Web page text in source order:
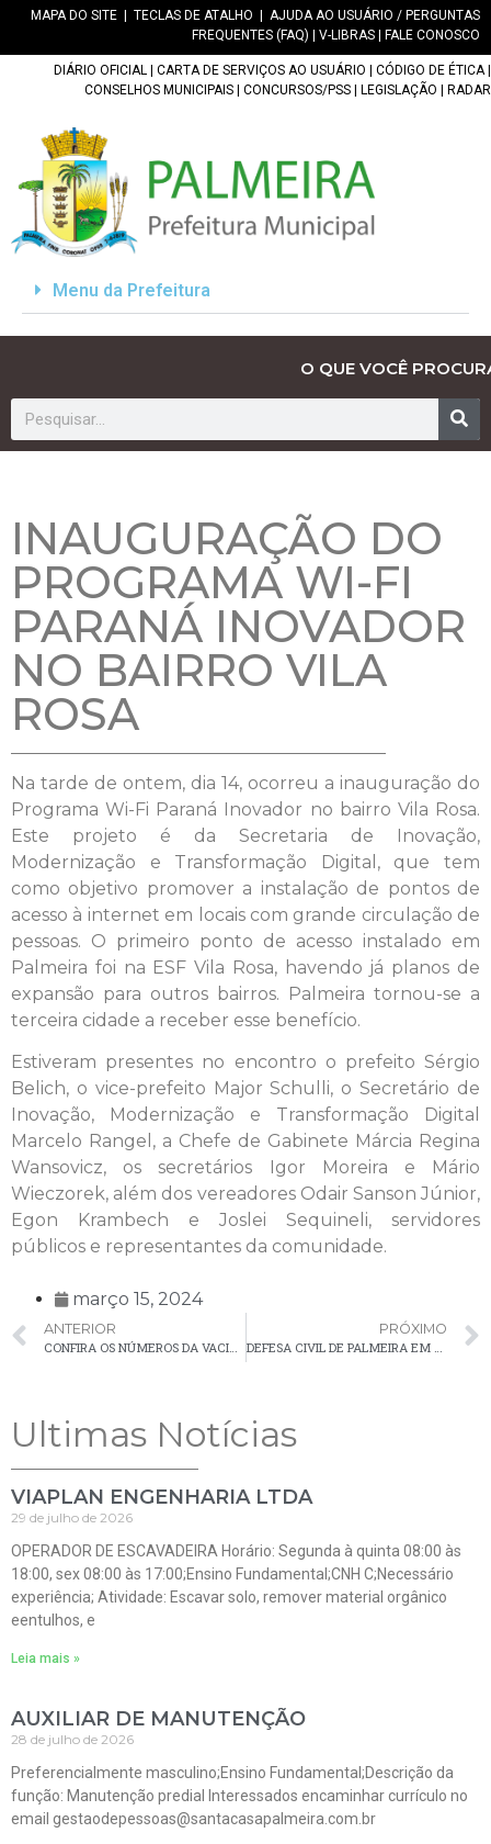
MAPA DO SITE TECLAS DE ATALHO
AJUDA AO USUÁRIO / PERGUNTAS
FREQUENTES (FAQ)
V-LIBRAS FALE CONOSCO
DIÁRIO OFICIAL CARTA DE SERVIÇOS AO USUÁRIO CÓDIGO DE ÉTICA|
CONSELHOS MUNICIPAIS
CONCURSOS/PSS LEGISLAÇÃO RADAR
Menu da Prefeitura
O QUE VOCÊ
INAUGURAÇÃO DO
PROGRAMA WI-FI
PARANÁ INOVADOR
NO BAIRRO VILA
ROSA
Na tarde de ontem, dia 14, ocorreu a inauguração do
Programa Wi-Fi Paraná Inovador no bairro Vila Rosa.
Este projeto é da Secretaria de Inovação,
Modernização e Transformação Digital, que tem
como objetivo promover a instalação de pontos de
acesso à internet em locais com grande circulação de
pessoas. O primeiro ponto de acesso instalado em
Palmeira foi na ESF Vila Rosa, havendo já planos de
expansão para outros bairros. Palmeira tornou-se a
terceira cidade a receber esse benefício.
Estiveram presentes no encontro o prefeito Sérgio
Belich, o vice-prefeito Major Schulli, o Secretário de
Inovação, Modernização e Transformação Digital
Marcelo Rangel, a Chefe de Gabinete Márcia Regina
Wansovicz, os secretários Igor Moreira e Mário
Wieczorek, além dos vereadores Odair Sanson Júnior,
Egon Krambech e Joslei Sequineli, servidores
públicos e representantes da comunidade.
março 15, 2024
ANTERIOR
CONFIRA OS NÚMEROS DA VACINAÇÃO CONTRA A COVID-19 EM PALMEIRA
PRÓXIMO
DEFESA CIVIL DE PALMEIRA EM AÇÃO CONTRA A DENGUE
Ultimas Notícias
VIAPLAN ENGENHARIA LTDA
29 de julho de 2026
OPERADOR DE ESCAVADEIRA Horário: Segunda à quinta 08:00 às
18:00, sex 08:00 às 17:00;Ensino Fundamental;CNH C;Necessário
experiência; Atividade: Escavar solo, remover material orgânico
eentulhos, e
Leia mais »
AUXILIAR DE MANUTENÇÃO
28 de julho de 2026
Preferencialmente masculino;Ensino Fundamental;Descrição da
função: Manutenção predial Interessados encaminhar currículo no
email gestaodepessoas@santacasapalmeira.com.br